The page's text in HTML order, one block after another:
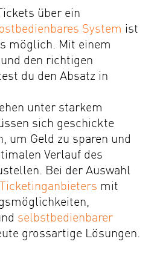
über ein
System ist
möglich. Mit einem
den richtigen
du den Absatz in
unter starkem
sich geschickte
um Geld zu sparen und
Verlauf des
Bei der Auswahl
mit
selbstbedienbarer
grossartige Lösungen.